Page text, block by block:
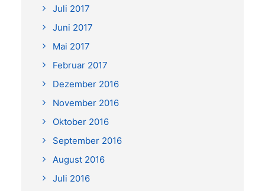
Juli 2017
Juni 2017
Mai 2017
Februar 2017
Dezember 2016
November 2016
Oktober 2016
September 2016
August 2016
Juli 2016